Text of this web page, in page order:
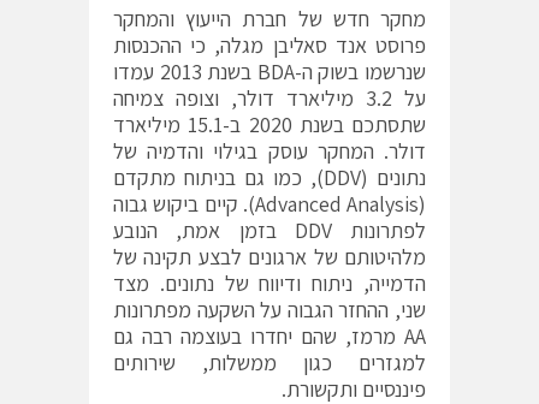
מחקר חדש של חברת הייעוץ והמחקר
פרוסט אנד סאליבן מגלה, כי ההכנסות
שנרשמו בשוק ה-BDA בשנת 2013 עמדו
על 3.2 מיליארד דולר, וצופה צמיחה
שתסתכם בשנת 2020 ב-15.1 מיליארד
דולר. המחקר עוסק בגילוי והדמיה של
נתונים (DDV), כמו גם בניתוח מתקדם
(Advanced Analysis). קיים ביקוש גבוה
לפתרונות DDV בזמן אמת, הנובע
מלהיטותם של ארגונים לבצע תקינה של
הדמייה, ניתוח ודיווח של נתונים. מצד
שני, ההחזר הגבוה על השקעה מפתרונות
AA מרמז, שהם יחדרו בעוצמה רבה גם
למגזרים כגון ממשלות, שירותים
פיננסיים ותקשורת.